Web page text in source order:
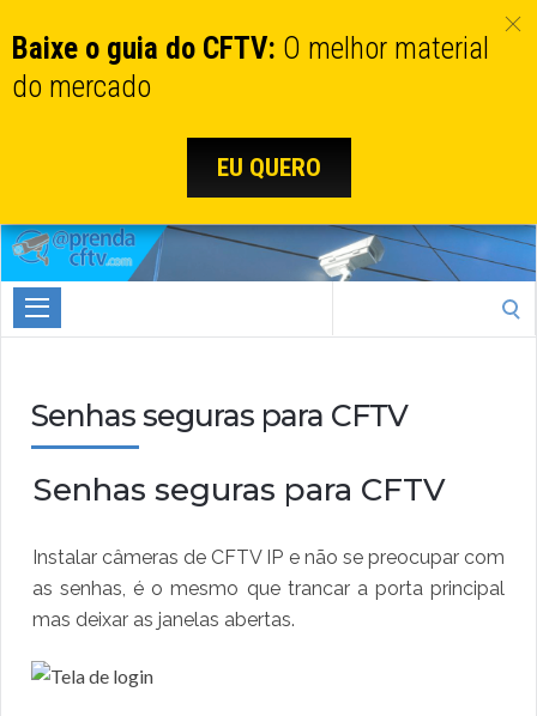
Aprenda
CTFV.com
Senhas seguras para CFTV
Senhas seguras para CFTV
Instalar câmeras de CFTV IP e não se preocupar com
as senhas, é o mesmo que trancar a porta principal
mas deixar as janelas abertas.
Baixe o guia do CFTV: O melhor material
do mercado
EU QUERO